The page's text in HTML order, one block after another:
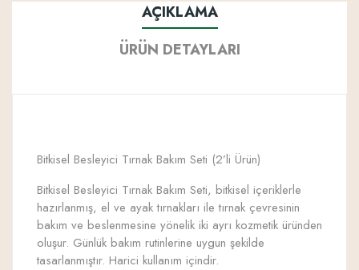
AÇIKLAMA
ÜRÜN DETAYLARI
Bitkisel Besleyici Tırnak Bakım Seti (2’li Ürün)
Bitkisel Besleyici Tırnak Bakım Seti, bitkisel içeriklerle
hazırlanmış, el ve ayak tırnakları ile tırnak çevresinin
bakım ve beslenmesine yönelik iki ayrı kozmetik üründen
oluşur. Günlük bakım rutinlerine uygun şekilde
tasarlanmıştır. Harici kullanım içindir.